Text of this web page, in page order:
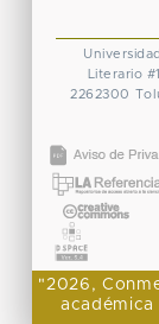
Literario
2262300
"2026,
académica